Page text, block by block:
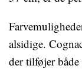
alsidige.
der tilføjer